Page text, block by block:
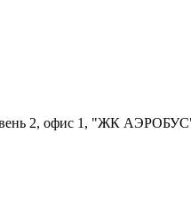
2, офис 1, "ЖК